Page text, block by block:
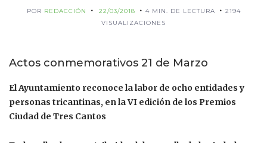
POR REDACCIÓN 22/03/2018 4 MIN. DE LECTURA
2194
VISUALIZACIONES
Actos conmemorativos 21 de Marzo
El Ayuntamiento reconoce la labor de ocho entidades y
personas tricantinas, en la VI edición de los Premios
Ciudad de Tres Cantos